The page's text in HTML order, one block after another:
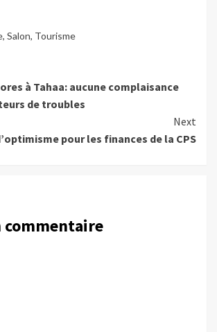
, Salon, Tourisme
à Tahaa: aucune complaisance
de troubles
Next
pour les finances de la CPS
commentaire